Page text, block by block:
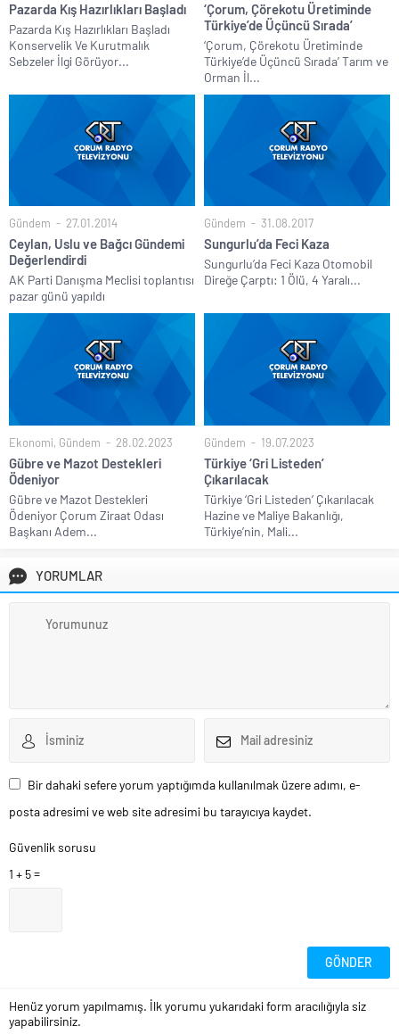
Pazarda Kış Hazırlıkları Başladı
Pazarda Kış Hazırlıkları Başladı
Konservelik Ve Kurutmalık
Sebzeler İlgi Görüyor...
‘Çorum, Çörekotu Üretiminde
Türkiye’de Üçüncü Sırada’
‘Çorum, Çörekotu Üretiminde
Türkiye’de Üçüncü Sırada’ Tarım ve
Orman İl...
Gündem 27.01.2014
Ceylan, Uslu ve Bağcı Gündemi
Değerlendirdi
AK Parti Danışma Meclisi toplantısı
pazar günü yapıldı
Gündem 31.08.2017
Sungurlu’da Feci Kaza
Sungurlu’da Feci Kaza Otomobil
Direğe Çarptı: 1 Ölü, 4 Yaralı...
Ekonomi, Gündem 28.02.2023
Gübre ve Mazot Destekleri
Ödeniyor
Gübre ve Mazot Destekleri
Ödeniyor Çorum Ziraat Odası
Başkanı Adem...
Gündem 19.07.2023
Türkiye ‘Gri Listeden’
Çıkarılacak
Türkiye ‘Gri Listeden’ Çıkarılacak
Hazine ve Maliye Bakanlığı,
Türkiye’nin, Mali...
YORUMLAR
Bir dahaki sefere yorum yaptığımda kullanılmak üzere adımı, e-
posta adresimi ve web site adresimi bu tarayıcıya kaydet.
Güvenlik sorusu
1 + 5 =
Henüz yorum yapılmamış. İlk yorumu yukarıdaki form aracılığıyla siz
yapabilirsiniz.